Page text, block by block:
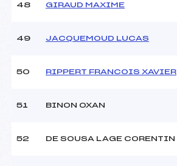
48 GIRAUD MAXIME
49 JACQUEMOUD LUCAS
50 RIPPERT FRANCOIS XAVIER
51 BINON OXAN
52 DE SOUSA LAGE CORENTIN